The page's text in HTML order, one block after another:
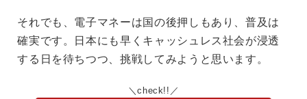
それでも、電子マネーは国の後押しもあり、普及は
確実です。日本にも早くキャッシュレス社会が浸透
する日を待ちつつ、挑戦してみようと思います。
check!!